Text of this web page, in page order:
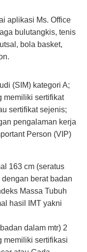
aplikasi Ms. Office
bulutangkis, tenis
bola basket,
(SIM) kategori A;
memiliki sertifikat
sertifikat sejenis;
pengalaman kerja
Person (VIP)
163 cm (seratus
berat badan
Massa Tubuh
hasil IMT yakni
dalam mtr) 2
memiliki sertifikasi